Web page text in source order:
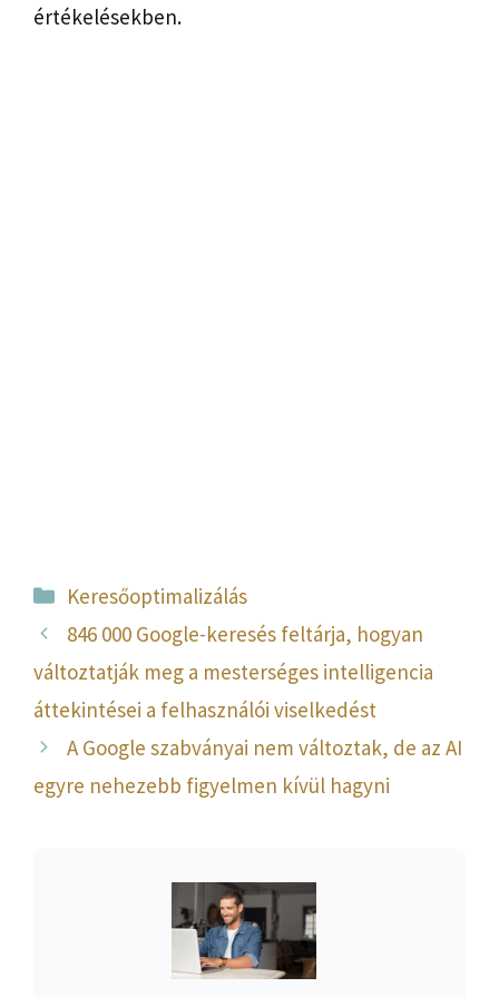
értékelésekben.
Kategória
Keresőoptimalizálás
846 000 Google-keresés feltárja, hogyan
változtatják meg a mesterséges intelligencia
áttekintései a felhasználói viselkedést
A Google szabványai nem változtak, de az AI
egyre nehezebb figyelmen kívül hagyni